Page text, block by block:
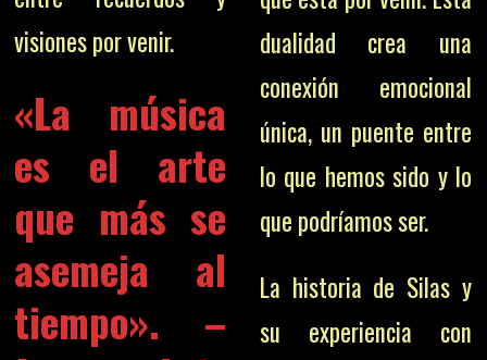
visiones por venir.
«La música
es el arte
que más se
asemeja al
tiempo». –
dualidad crea una
conexión emocional
única, un puente entre
lo que hemos sido y lo
que podríamos ser.
La historia de Silas y
su experiencia con